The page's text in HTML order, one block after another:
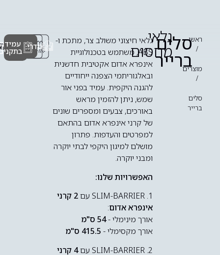
ראשי
מוצרים
סלים
ברייר
סלים
ברייר
גלאי
מחסום
גלאי חיצוני משולב צר, מתכת ו-
ABS, משתמש בטכנולוגיית
אינפרא אדום אקטיבית חדשנית
ובאלגוריתמי הצפנה ייחודיים
להגנה היקפית. עמיד בפני אור
שמש, ניתן להזמין מראש
באורכים, צבעים ומספרים שונים
של קרני אינפרא אדום בהתאם
למפרטים והעדפות. פתרון
מושלם למיגון היקפי לבתי יוקרה
ומבני יוקרה.
האפשרויות שלנו:
2 קרני
אינפרא אדום:
אורך מינימלי -54 ס"מ
אורך מקסימלי -415.5 ס"מ
4 קרני
חיצוני
חוטי
מדריך התקנה
עמידה
בתקנים